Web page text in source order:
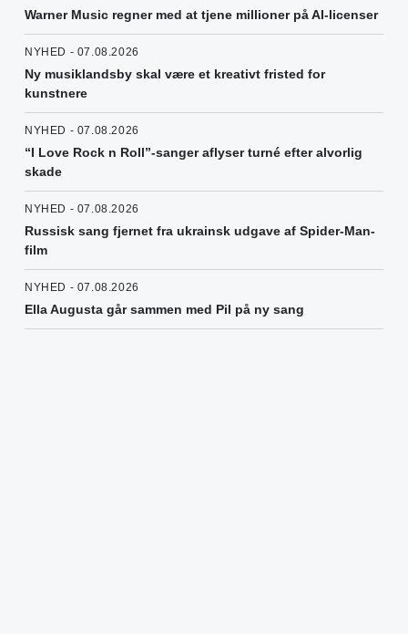
Warner Music regner med at tjene millioner på AI-licenser
NYHED - 07.08.2026
Ny musiklandsby skal være et kreativt fristed for
kunstnere
NYHED - 07.08.2026
“I Love Rock n Roll”-sanger aflyser turné efter alvorlig
skade
NYHED - 07.08.2026
Russisk sang fjernet fra ukrainsk udgave af Spider-Man-
film
NYHED - 07.08.2026
Ella Augusta går sammen med Pil på ny sang